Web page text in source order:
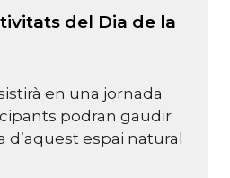
del Dia de la
en una jornada
podran gaudir
d’aquest espai natural